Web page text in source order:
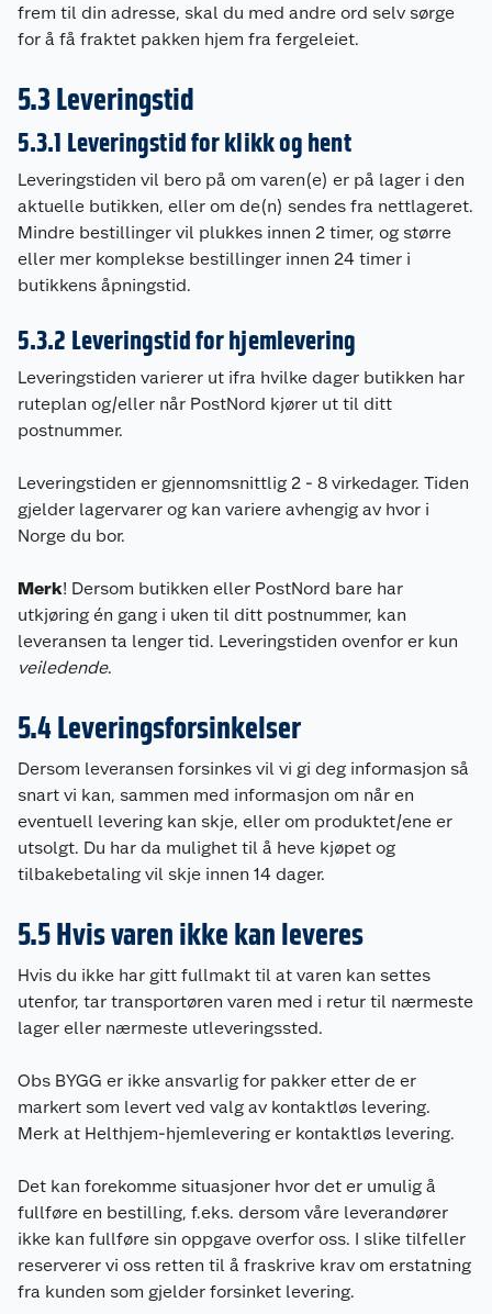
frem til din adresse, skal du med andre ord selv sørge
for å få fraktet pakken hjem fra fergeleiet.
5.3 Leveringstid
5.3.1 Leveringstid for klikk og hent
Leveringstiden vil bero på om varen(e) er på lager i den
aktuelle butikken, eller om de(n) sendes fra nettlageret.
Mindre bestillinger vil plukkes innen 2 timer, og større
eller mer komplekse bestillinger innen 24 timer i
butikkens åpningstid.
5.3.2 Leveringstid for hjemlevering
Leveringstiden varierer ut ifra hvilke dager butikken har
ruteplan og/eller når PostNord kjører ut til ditt
postnummer.
Leveringstiden er gjennomsnittlig 2 - 8 virkedager. Tiden
gjelder lagervarer og kan variere avhengig av hvor i
Norge du bor.
Merk! Dersom butikken eller PostNord bare har
utkjøring én gang i uken til ditt postnummer, kan
leveransen ta lenger tid. Leveringstiden ovenfor er kun
veiledende.
5.4 Leveringsforsinkelser
Dersom leveransen forsinkes vil vi gi deg informasjon så
snart vi kan, sammen med informasjon om når en
eventuell levering kan skje, eller om produktet/ene er
utsolgt. Du har da mulighet til å heve kjøpet og
tilbakebetaling vil skje innen 14 dager.
5.5 Hvis varen ikke kan leveres
Hvis du ikke har gitt fullmakt til at varen kan settes
utenfor, tar transportøren varen med i retur til nærmeste
lager eller nærmeste utleveringssted.
Obs BYGG er ikke ansvarlig for pakker etter de er
markert som levert ved valg av kontaktløs levering.
Merk at Helthjem-hjemlevering er kontaktløs levering.
Det kan forekomme situasjoner hvor det er umulig å
fullføre en bestilling, f.eks. dersom våre leverandører
ikke kan fullføre sin oppgave overfor oss. I slike tilfeller
reserverer vi oss retten til å fraskrive krav om erstatning
fra kunden som gjelder forsinket levering.